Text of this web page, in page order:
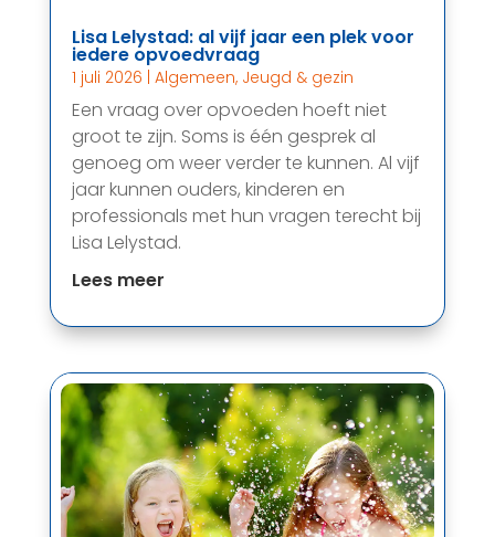
Lisa Lelystad: al vijf jaar een plek voor
iedere opvoedvraag
1 juli 2026 | Algemeen, Jeugd & gezin
Een vraag over opvoeden hoeft niet
groot te zijn. Soms is één gesprek al
genoeg om weer verder te kunnen. Al vijf
jaar kunnen ouders, kinderen en
professionals met hun vragen terecht bij
Lisa Lelystad.
Lees meer